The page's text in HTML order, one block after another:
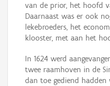
van de prior, het hoofd
Daarnaast was er ook
lekebroeders, het
klooster, met aan het
In 1624 werd
twee raamhoven in de
dan toe gediend